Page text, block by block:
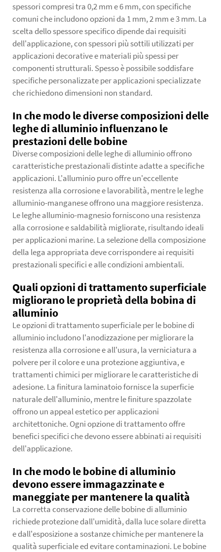
spessori compresi tra 0,2 mm e 6 mm, con specifiche
comuni che includono opzioni da 1 mm, 2 mm e 3 mm. La
scelta dello spessore specifico dipende dai requisiti
dell'applicazione, con spessori più sottili utilizzati per
applicazioni decorative e materiali più spessi per
componenti strutturali. Spesso è possibile soddisfare
specifiche personalizzate per applicazioni specializzate
che richiedono dimensioni non standard.
In che modo le diverse composizioni delle
leghe di alluminio influenzano le
prestazioni delle bobine
Diverse composizioni delle leghe di alluminio offrono
caratteristiche prestazionali distinte adatte a specifiche
applicazioni. L'alluminio puro offre un'eccellente
resistenza alla corrosione e lavorabilità, mentre le leghe
alluminio-manganese offrono una maggiore resistenza.
Le leghe alluminio-magnesio forniscono una resistenza
alla corrosione e saldabilità migliorate, risultando ideali
per applicazioni marine. La selezione della composizione
della lega appropriata deve corrispondere ai requisiti
prestazionali specifici e alle condizioni ambientali.
Quali opzioni di trattamento superficiale
migliorano le proprietà della bobina di
alluminio
Le opzioni di trattamento superficiale per le bobine di
alluminio includono l'anodizzazione per migliorare la
resistenza alla corrosione e all'usura, la verniciatura a
polvere per il colore e una protezione aggiuntiva, e
trattamenti chimici per migliorare le caratteristiche di
adesione. La finitura laminatoio fornisce la superficie
naturale dell'alluminio, mentre le finiture spazzolate
offrono un appeal estetico per applicazioni
architettoniche. Ogni opzione di trattamento offre
benefici specifici che devono essere abbinati ai requisiti
dell'applicazione.
In che modo le bobine di alluminio
devono essere immagazzinate e
maneggiate per mantenere la qualità
La corretta conservazione delle bobine di alluminio
richiede protezione dall'umidità, dalla luce solare diretta
e dall'esposizione a sostanze chimiche per mantenere la
qualità superficiale ed evitare contaminazioni. Le bobine